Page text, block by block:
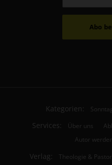
Abo
Kategorien:
Services: Über uns
Autor werden
Verlag: Theologie &